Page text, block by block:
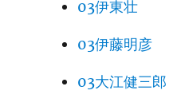
03伊東壮
03伊藤明彦
03大江健三郎